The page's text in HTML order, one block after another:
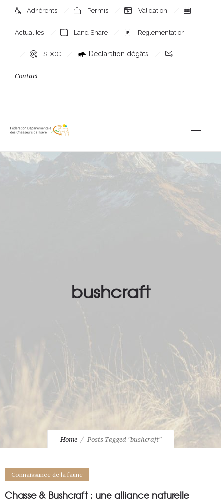
Adhérents Permis Validation
Actualités Land Share Réglementation
SDGC Déclaration dégâts
Contact
bushcraft
Home Posts Tagged "bushcraft"
Connaissance de la faune
Chasse & Bushcraft : une alliance naturelle